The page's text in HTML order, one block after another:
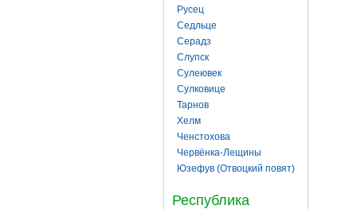
Русец
Седльце
Серадз
Слупск
Сулеювек
Сулковице
Тарнов
Хелм
Ченстохова
Червёнка-Лещины
Юзефув (Отвоцкий повят)
Республика